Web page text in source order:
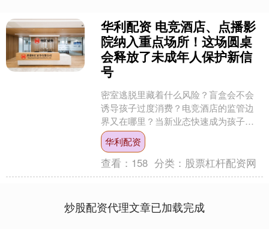
华利配资 电竞酒店、点播影
院纳入重点场所！这场圆桌
会释放了未成年人保护新信
号
密室逃脱里藏着什么风险？盲盒会不会
诱导孩子过度消费？电竞酒店的监管边
界又在哪里？当新业态快速成为孩子们
的“新宠”，保护他们的安全网却似乎总慢
了半步。日前，一场聚....
华利配资
查看： 158 分类： 股票杠杆配资网
炒股配资代理文章已加载完成